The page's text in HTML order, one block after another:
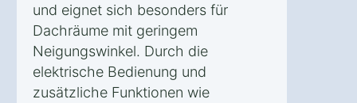
und eignet sich besonders für
Dachräume mit geringem
Neigungswinkel. Durch die
elektrische Bedienung und
zusätzliche Funktionen wie